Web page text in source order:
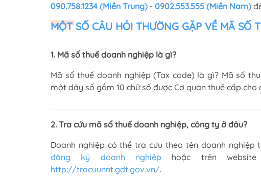
090.758.1234 (Miền Trung) - 0902.553.555 (Miền Nam)
MỘT SỐ CÂU HỎI THƯỜNG GẶP VỀ MÃ SỐ
1. Mã số thuế doanh nghiệp là gì?
Mã số thuế doanh nghiệp (Tax code) là gì? Mã số
một dãy số gồm 10 chữ số được Cơ quan thuế cấp
2. Tra cứu mã số thuế doanh nghiệp, công ty ở đâu?
Doanh nghiệp có thể tra cứu theo tên doanh nghiệp
đăng ký doanh nghiệp hoặc trên
http://tracuunnt.gdt.gov.vn/.